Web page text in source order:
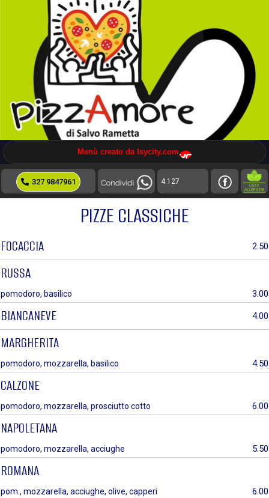
Menù creato da Isycity.com
327 9847961 4.127
PIZZE CLASSICHE
FOCACCIA 2.50
RUSSA
pomodoro, basilico 3.00
BIANCANEVE 4.00
MARGHERITA
pomodoro, mozzarella, basilico 4.50
CALZONE
pomodoro, mozzarella, prosciutto cotto 6.00
NAPOLETANA
pomodoro, mozzarella, acciughe 5.50
ROMANA
pom., mozzarella, acciughe, olive, capperi 6.00